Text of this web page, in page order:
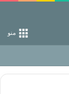
منو
خداست‌!